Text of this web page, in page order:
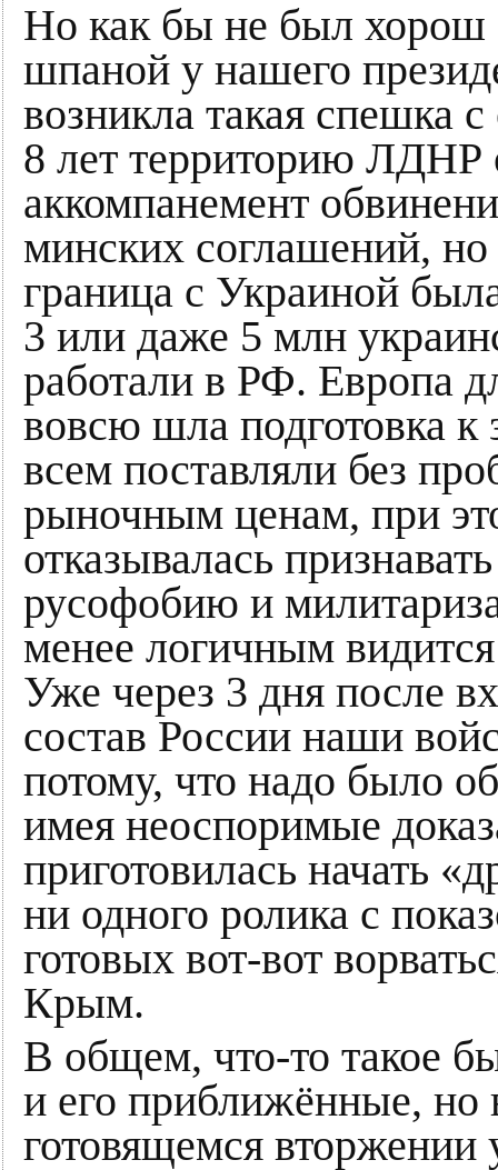
Но как бы не был хорош
шпаной у нашего
возникла такая спешка
8 лет территорию ЛДНР
аккомпанемент
минских соглашений,
граница с Украиной
3 или даже 5 млн
работали в РФ. Европа
вовсю шла подготовка
всем поставляли без
рыночным ценам, при
отказывалась
русофобию и
менее логичным
Уже через 3 дня после
состав России наши
потому, что надо было
имея неоспоримые
приготовилась начать
ни одного ролика с
готовых вот-вот
Крым.
В общем, что-то такое
и его приближённые, но
готовящемся